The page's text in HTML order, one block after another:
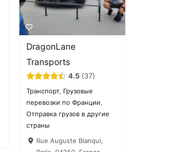
DragonLane
Transports
4.5 37
Транспорт, Грузовые
перевозки по Франции,
Отправка грузов в другие
страны
Rue Auguste Blanqui,